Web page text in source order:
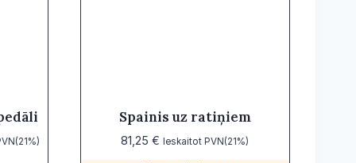
Spainis uz ratiņiem
81,25€ Ieskaitot PVN(21%)